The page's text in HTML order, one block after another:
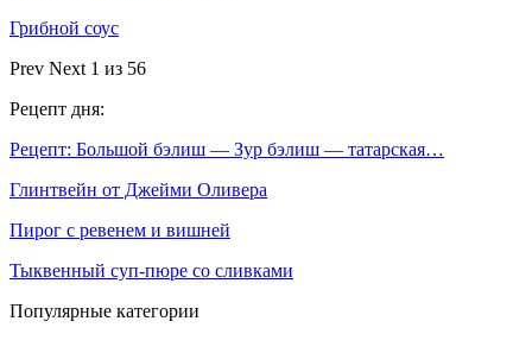
Грибной соус
Prev Next 1 из 56
Рецепт дня:
Рецепт: Большой бэлиш — Зур бэлиш — татарская…
Глинтвейн от Джейми Оливера
Пирог с ревенем и вишней
Тыквенный суп-пюре со сливками
Популярные категории